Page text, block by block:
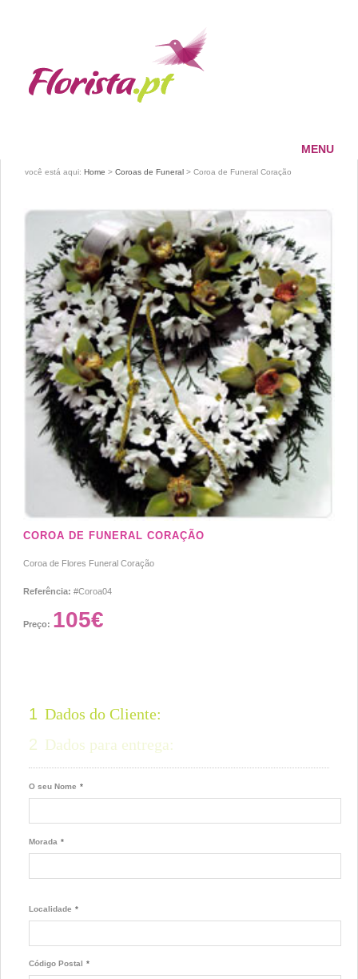
MENU
HOME
PAGAMENTOS
ENTREGAS
CONTACTOS
você está aqui: Home > Coroas de Funeral > Coroa de Funeral Coração
COROA DE FUNERAL CORAÇÃO
Coroa de Flores Funeral Coração
Referência: #Coroa04
Preço: 105€
1 Dados do Cliente:
2 Dados para entrega:
O seu Nome *
Morada *
Localidade *
Código Postal *